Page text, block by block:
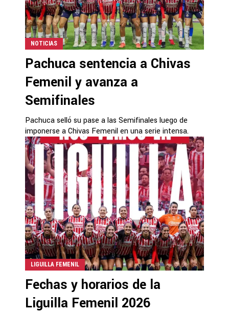
NOTICIAS
Pachuca sentencia a Chivas
Femenil y avanza a
Semifinales
Pachuca selló su pase a las Semifinales luego de
imponerse a Chivas Femenil en una serie intensa.
LIGUILLA FEMENIL
Fechas y horarios de la
Liguilla Femenil 2026